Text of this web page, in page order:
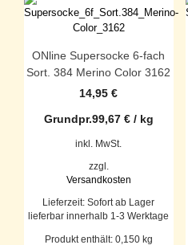
ONline Supersocke 6-fach
Sort. 384 Merino Color 3162
14,95€
Grundpr.99,67 €/ kg
inkl. MwSt.
zzgl.
Versandkosten
Lieferzeit:Sofort ab Lager
lieferbar innerhalb 1-3 Werktage
Produkt enthält: 0,150 kg